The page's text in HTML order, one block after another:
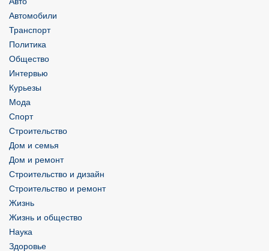
Автомобили
Транспорт
Политика
Общество
Интервью
Курьезы
Мода
Спорт
Строительство
Дом и семья
Дом и ремонт
Строительство и дизайн
Строительство и ремонт
Жизнь
Жизнь и общество
Наука
Здоровье